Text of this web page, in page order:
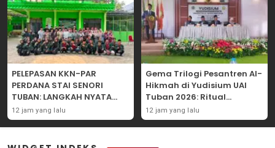
PELEPASAN KKN-PAR
PERDANA STAI SENORI
TUBAN: LANGKAH NYATA
PENGABDIAN KEPADA
MASYARAKAT
12 jam yang lalu
Gema Trilogi Pesantren Al-
Hikmah di Yudisium UAI
Tuban 2026: Ritual
Pelepasan Lulusan yang
Adatif Laksana “Dhamir
12 jam yang lalu